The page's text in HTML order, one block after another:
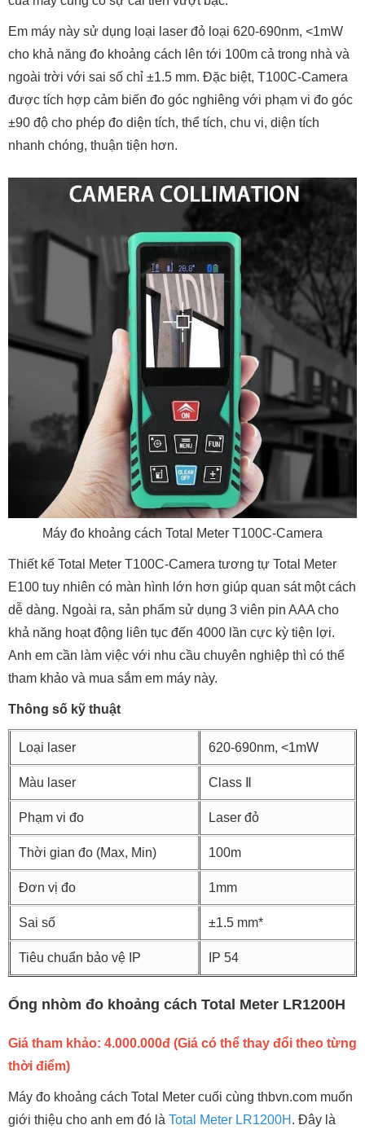
Em máy này sử dụng loại laser đỏ loại 620-690nm, <1mW
cho khả năng đo khoảng cách lên tới 100m cả trong nhà và
ngoài trời với sai số chỉ ±1.5 mm. Đặc biệt, T100C-Camera
được tích hợp cảm biến đo góc nghiêng với phạm vi đo góc
±90 độ cho phép đo diện tích, thể tích, chu vi, diện tích
nhanh chóng, thuận tiện hơn.
Máy đo khoảng cách Total Meter T100C-Camera
Thiết kế Total Meter T100C-Camera tương tự Total Meter
E100 tuy nhiên có màn hình lớn hơn giúp quan sát một cách
dễ dàng. Ngoài ra, sản phẩm sử dụng 3 viên pin AAA cho
khả năng hoạt động liên tục đến 4000 lần cực kỳ tiện lợi.
Anh em cần làm việc với nhu cầu chuyên nghiệp thì có thể
tham khảo và mua sắm em máy này.
Thông số kỹ thuật
Loại laser 620-690nm, <1mW
Màu laser Class Ⅱ
Phạm vi đo Laser đỏ
Thời gian đo (Max, Min) 100m
Đơn vị đo 1mm
Sai số ±1.5 mm*
Tiêu chuẩn bảo vệ IP IP 54
Ống nhòm đo khoảng cách Total Meter LR1200H
Giá tham khảo: 4.000.000đ (Giá có thể thay đổi theo từng
thời điểm)
Máy đo khoảng cách Total Meter cuối cùng thbvn.com muốn
giới thiệu cho anh em đó là Total Meter LR1200H . Đây là